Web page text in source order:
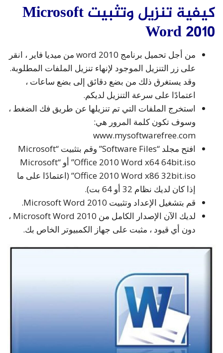
كيفية تنزيل وتثبيت Microsoft
Word 2010
من أجل تحميل برنامج word 2010 من ميديا فاير ، انقر
على زر التنزيل الموجود لإنهاء تنزيل الملفات المطلوبة.
وقد يستغرق ذلك من بضع دقائق إلى بضع ساعات ،
اعتمادًا على سرعة التنزيل لديكم.
استخرج الملفات التي تم تنزيلها عن طريق فك الضغط ،
وسوف تكون كلمة المرور هي:
www.mysoftwarefree.com
افتح مجلد “Software Files” وقم بتثبيت “Microsoft
Office 2010 Word x64 64bit.iso” أو “Microsoft
Office 2010 Word x86 32bit.iso” (اعتمادًا على ما
إذا كان لديك نظام 32 أو 64 بت).
قم بتشغيل الإعداد وتثبيت Microsoft Word 2010.
لديك الآن الإصدار الكامل من Microsoft Word 2010 ،
دون أي قيود ، مثبت على جهاز الكمبيوتر الخاص بك.